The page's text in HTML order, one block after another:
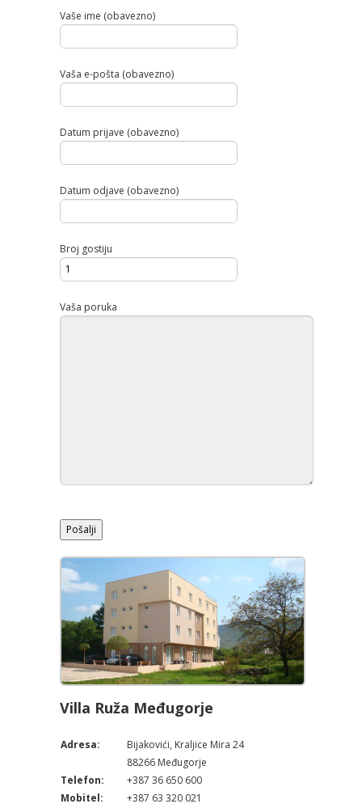
Vaše ime (obavezno)
Vaša e-pošta (obavezno)
Datum prijave (obavezno)
Datum odjave (obavezno)
Broj gostiju
Vaša poruka
Villa Ruža Međugorje
Adresa:
Bijakovići, Kraljice Mira 24
88266 Međugorje
Telefon:
+387 36 650 600
Mobitel:
+387 63 320 021